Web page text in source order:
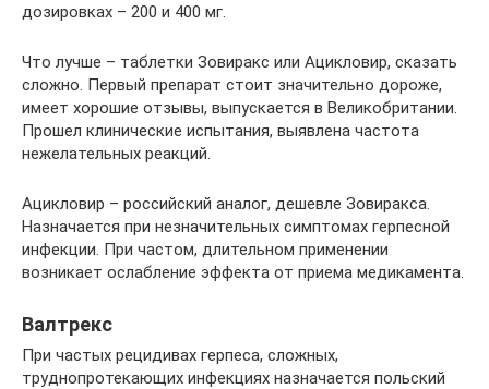
дозировках – 200 и 400 мг.
Что лучше – таблетки Зовиракс или Ацикловир, сказать
сложно. Первый препарат стоит значительно дороже,
имеет хорошие отзывы, выпускается в Великобритании.
Прошел клинические испытания, выявлена частота
нежелательных реакций.
Ацикловир – российский аналог, дешевле Зовиракса.
Назначается при незначительных симптомах герпесной
инфекции. При частом, длительном применении
возникает ослабление эффекта от приема медикамента.
Валтрекс
При частых рецидивах герпеса, сложных,
труднопротекающих инфекциях назначается польский